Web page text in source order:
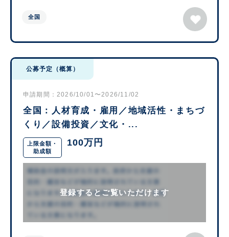
全国
公募予定（概算）
申請期間：2026/10/01〜2026/11/02
全国：人材育成・雇用／地域活性・まちづ
くり／設備投資／文化・...
上限金額・
助成額
100万円
登録するとご覧いただけます